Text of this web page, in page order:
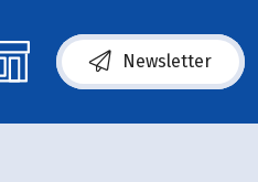
Newsletter